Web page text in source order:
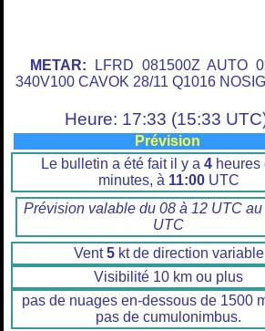
METAR: LFRD 081500Z AUTO
340V100 CAVOK 28/11 Q1016 NOSIG
Heure: 17:33 (15:33
Prévision
Le bulletin a été fait il y a 4 heures
minutes, à 11:00UTC
Prévision valable du 08 à 12 UTC au
UTC
Vent5kt de direction variable
Visibilité 10 km ou plus
pas de nuages en-dessous de 1500
pas de cumulonimbus.